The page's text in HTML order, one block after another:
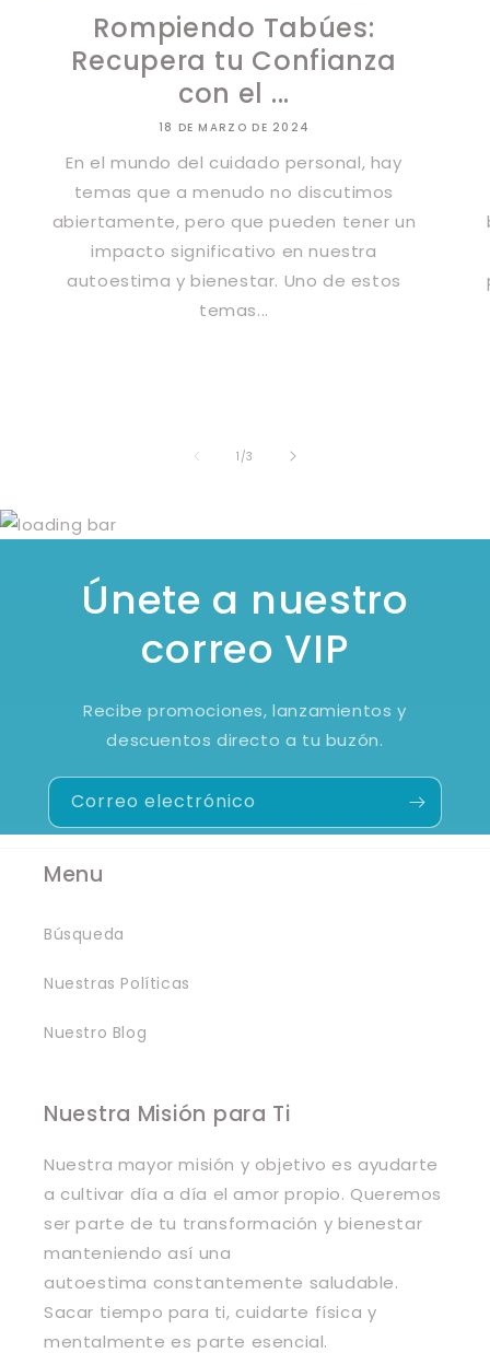
Rompiendo Tabúes:
Recupera tu Confianza
con el ...
18 DE MARZO DE 2024
En el mundo del cuidado personal, hay
temas que a menudo no discutimos
abiertamente, pero que pueden tener un
impacto significativo en nuestra
autoestima y bienestar. Uno de estos
temas...
1 /de
3
Únete a nuestro
correo VIP
Recibe promociones, lanzamientos y
descuentos directo a tu buzón.
Correo electrónico
Menu
Búsqueda
Nuestras Políticas
Nuestro Blog
Nuestra Misión para Ti
Nuestra mayor misión y objetivo es ayudarte
a cultivar día a día el amor propio. Queremos
ser parte de tu transformación y bienestar
manteniendo así una
autoestima constantemente saludable.
Sacar tiempo para ti, cuidarte física y
mentalmente es parte esencial.